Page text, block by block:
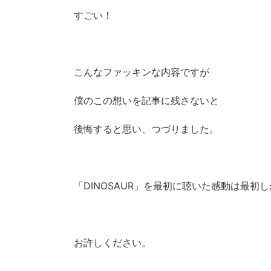
すごい！
こんなファッキンな内容ですが
僕のこの想いを記事に残さないと
後悔すると思い、つづりました。
「DINOSAUR」を最初に聴いた感動は最初し
お許しください。